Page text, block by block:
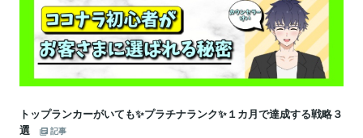
トップランカーがいても✨プラチナランク✨１カ月で達成する戦略３
選
記事